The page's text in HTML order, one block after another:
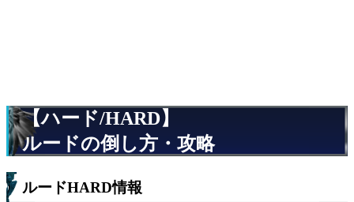
【ハード/HARD】
ルードの倒し方・攻略
ルードHARD情報